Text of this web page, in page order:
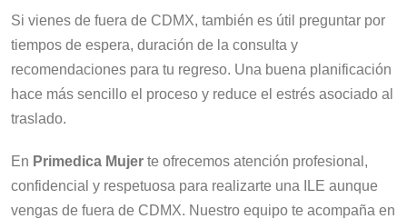
Si vienes de fuera de CDMX, también es útil preguntar por
tiempos de espera, duración de la consulta y
recomendaciones para tu regreso. Una buena planificación
hace más sencillo el proceso y reduce el estrés asociado al
traslado.
En Primedica Mujer te ofrecemos atención profesional,
confidencial y respetuosa para realizarte una ILE aunque
vengas de fuera de CDMX. Nuestro equipo te acompaña en